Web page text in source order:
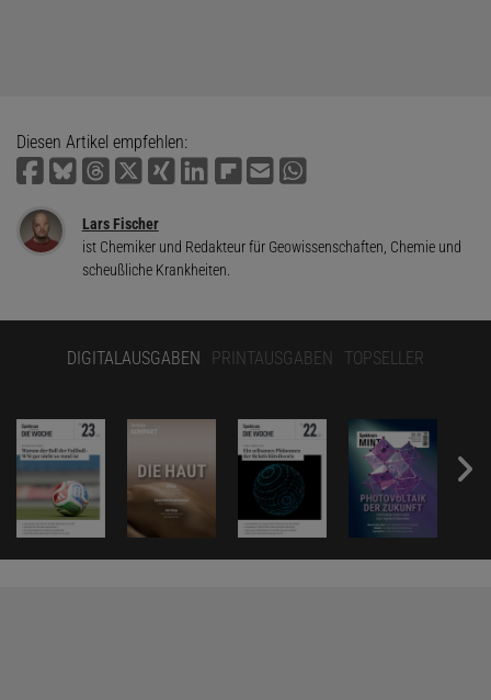
Diesen Artikel empfehlen:
Lars Fischer
ist Chemiker und Redakteur für Geowissenschaften, Chemie und
scheußliche Krankheiten.
DIGITALAUSGABEN PRINTAUSGABEN TOPSELLER